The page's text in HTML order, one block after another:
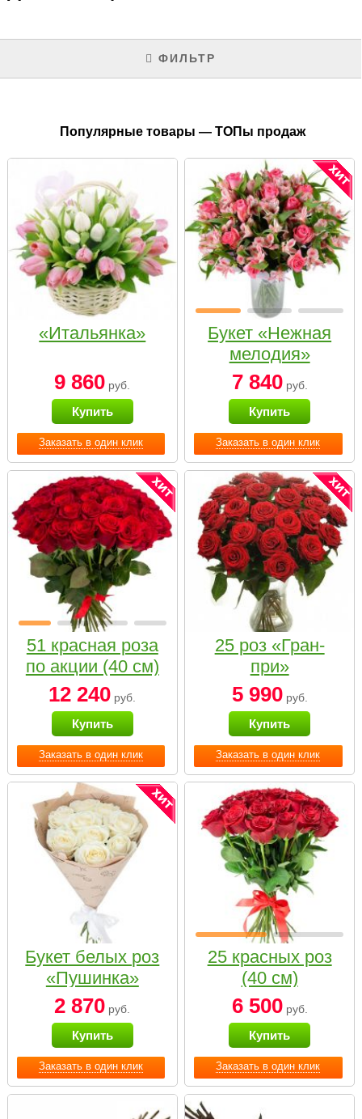
ФИЛЬТР
Популярные товары — ТОПы продаж
Заказать в один клик
«Итальянка»
9 860 руб.
Купить
Заказать в один клик
Букет «Нежная
мелодия»
7 840руб.
Купить
Заказать в один клик
51 красная роза
по акции (40 см)
12 240 руб.
Купить
Заказать в один клик
25 роз «Гран-
при»
5 990руб.
Купить
Заказать в один клик
Букет белых роз
«Пушинка»
2 870 руб.
Купить
Заказать в один клик
25 красных роз
(40 см)
6 500руб.
Купить